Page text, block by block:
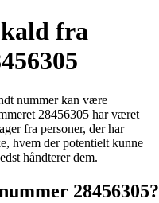
fra
nummer kan være
28456305 har været
fra personer, der har
hvem der potentielt kunne
håndterer dem.
28456305?